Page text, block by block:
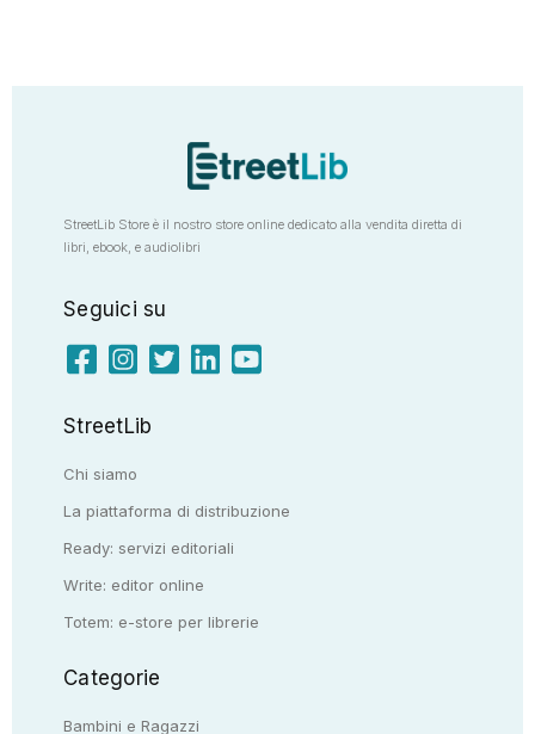
StreetLib Store è il nostro store online dedicato alla vendita diretta di
libri, ebook, e audiolibri
Seguici su
StreetLib
Chi siamo
La piattaforma di distribuzione
Ready: servizi editoriali
Write: editor online
Totem: e-store per librerie
Categorie
Bambini e Ragazzi